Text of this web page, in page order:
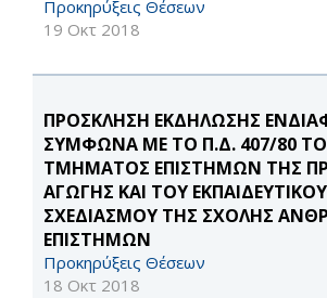
Προκηρύξεις Θέσεων
19 Οκτ 2018
ΠΡΟΣΚΛΗΣΗ ΕΚΔΗΛΩΣΗΣ
ΣΥΜΦΩΝΑ ΜΕ ΤΟ Π.Δ. 407/80
ΤΜΗΜΑΤΟΣ ΕΠΙΣΤΗΜΩΝ ΤΗΣ
ΑΓΩΓΗΣ ΚΑΙ ΤΟΥ ΕΚΠΑΙΔΕΥΤΙΚΟΥ
ΣΧΕΔΙΑΣΜΟΥ ΤΗΣ ΣΧΟΛΗΣ
ΕΠΙΣΤΗΜΩΝ
Προκηρύξεις Θέσεων
18 Οκτ 2018